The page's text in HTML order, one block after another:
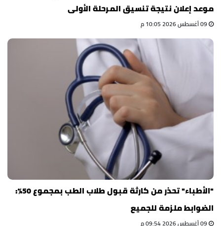
موعد إعلان نتيجة تنسيق المرحلة الأولى
"الأطباء" تحذر من كارثة قبول طلاب الطب بمجموع 50%:
الضوابط ملزمة للجميع